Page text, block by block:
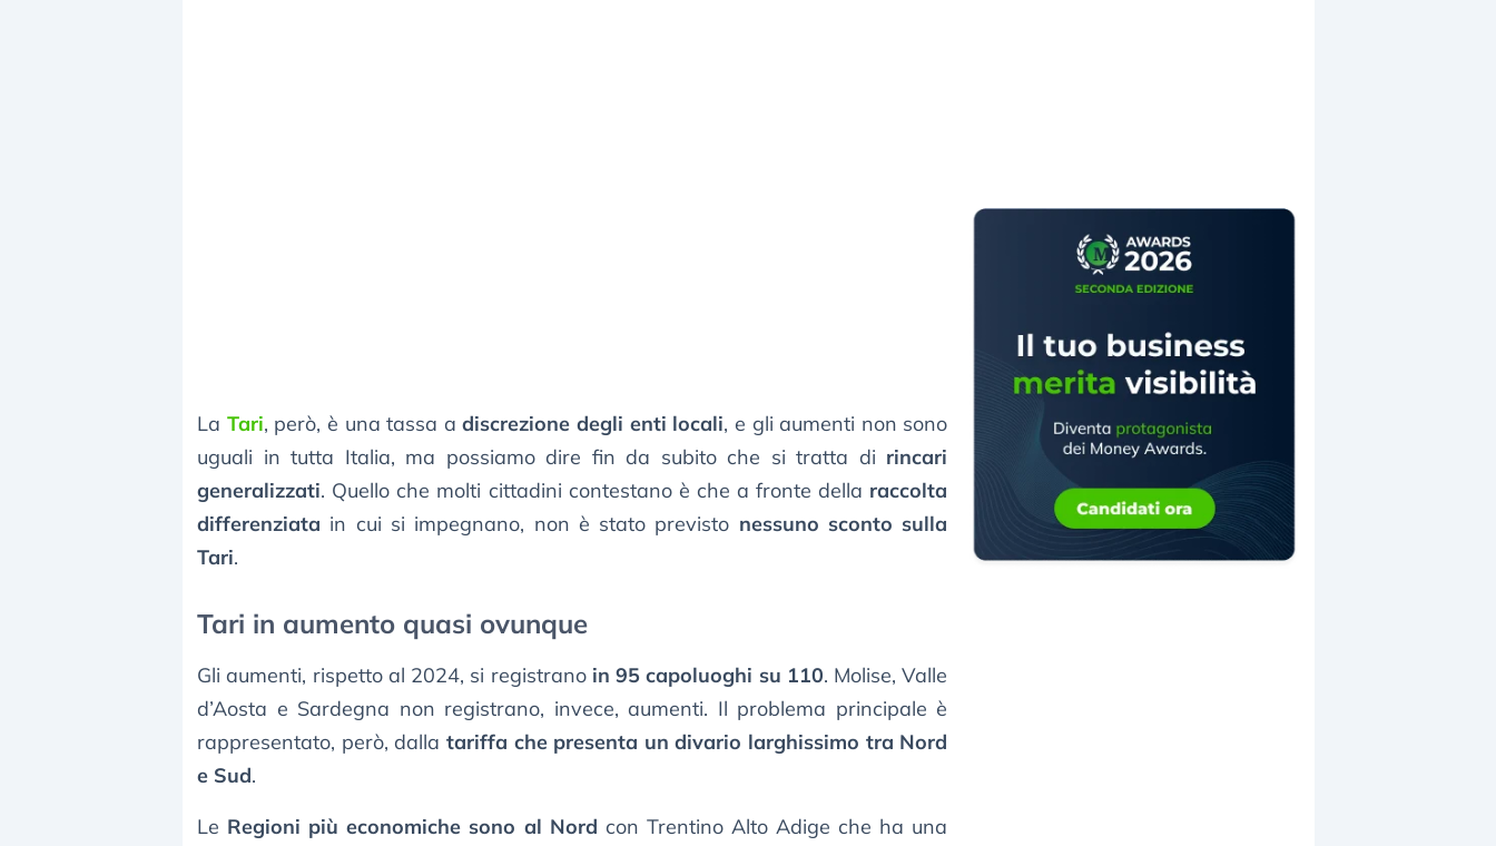
La Tari, però, è una tassa adiscrezione degli enti locali, e gli aumenti non sono
uguali in tutta Italia, ma possiamo dire fin da subito che si tratta di rincari
generalizzati. Quello che molti cittadini contestano è che a fronte della raccolta
differenziata in cui si impegnano, non è stato previsto nessuno sconto sulla
Tari.
Tari in aumento quasi ovunque
Gli aumenti, rispetto al 2024, si registrano in 95 capoluoghi su 110. Molise, Valle
d’Aosta e Sardegna non registrano, invece, aumenti. Il problema principale è
rappresentato, però, dalla tariffa che presenta un divario larghissimo tra Nord
e Sud.
Le Regioni più economiche sono al Nord con Trentino Alto Adige che ha una